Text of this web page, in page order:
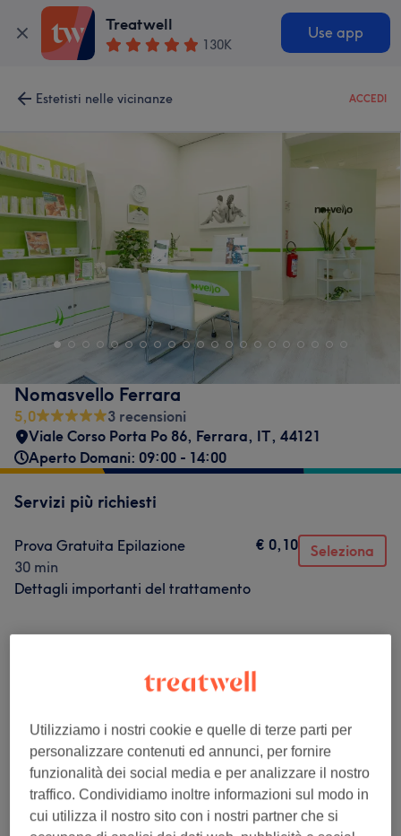
Treatwell
130K
Use app
Estetisti nelle vicinanze ACCEDI
Nomasvello Ferrara
5,0
3 recensioni
Viale Corso Porta Po 86, Ferrara, IT, 44121
Aperto Domani: 09:00 - 14:00
Servizi più richiesti
Prova Gratuita Epilazione
30 min
Dettagli importanti del trattamento
€ 0,10 Seleziona
Recensioni salone
Utilizziamo i nostri cookie e quelle di terze parti per
personalizzare contenuti ed annunci, per fornire
funzionalità dei social media e per analizzare il nostro
traffico. Condividiamo inoltre informazioni sul modo in
cui utilizza il nostro sito con i nostri partner che si